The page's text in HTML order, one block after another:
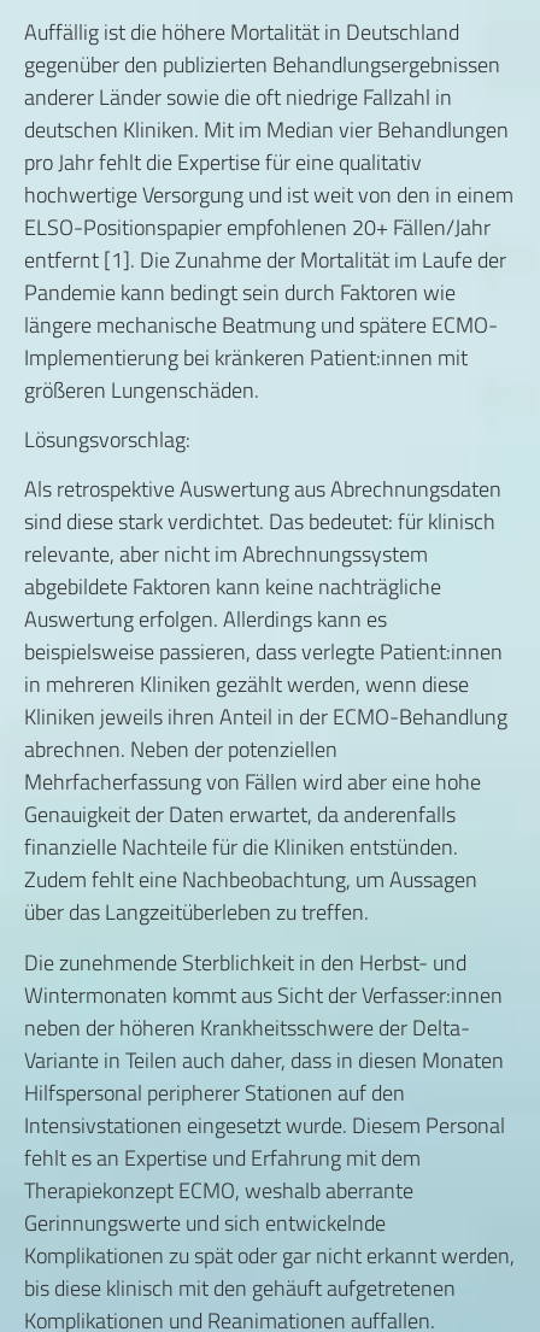
Auffällig ist die höhere Mortalität in Deutschland
gegenüber den publizierten Behandlungsergebnissen
anderer Länder sowie die oft niedrige Fallzahl in
deutschen Kliniken. Mit im Median vier Behandlungen
pro Jahr fehlt die Expertise für eine qualitativ
hochwertige Versorgung und ist weit von den in einem
ELSO-Positionspapier empfohlenen 20+ Fällen/Jahr
entfernt [1]. Die Zunahme der Mortalität im Laufe der
Pandemie kann bedingt sein durch Faktoren wie
längere mechanische Beatmung und spätere ECMO-
Implementierung bei kränkeren Patient:innen mit
größeren Lungenschäden.
Lösungsvorschlag:
Als retrospektive Auswertung aus Abrechnungsdaten
sind diese stark verdichtet. Das bedeutet: für klinisch
relevante, aber nicht im Abrechnungssystem
abgebildete Faktoren kann keine nachträgliche
Auswertung erfolgen. Allerdings kann es
beispielsweise passieren, dass verlegte Patient:innen
in mehreren Kliniken gezählt werden, wenn diese
Kliniken jeweils ihren Anteil in der ECMO-Behandlung
abrechnen. Neben der potenziellen
Mehrfacherfassung von Fällen wird aber eine hohe
Genauigkeit der Daten erwartet, da anderenfalls
finanzielle Nachteile für die Kliniken entstünden.
Zudem fehlt eine Nachbeobachtung, um Aussagen
über das Langzeitüberleben zu treffen.
Die zunehmende Sterblichkeit in den Herbst- und
Wintermonaten kommt aus Sicht der Verfasser:innen
neben der höheren Krankheitsschwere der Delta-
Variante in Teilen auch daher, dass in diesen Monaten
Hilfspersonal peripherer Stationen auf den
Intensivstationen eingesetzt wurde. Diesem Personal
fehlt es an Expertise und Erfahrung mit dem
Therapiekonzept ECMO, weshalb aberrante
Gerinnungswerte und sich entwickelnde
Komplikationen zu spät oder gar nicht erkannt werden,
bis diese klinisch mit den gehäuft aufgetretenen
Komplikationen und Reanimationen auffallen.